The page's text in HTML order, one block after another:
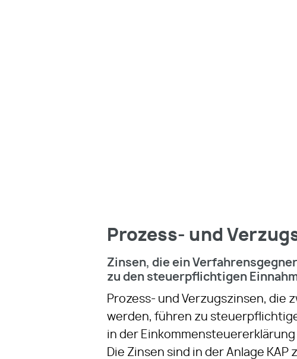
Prozess- und
Zinsen, die ein
zu den steuerpflichtigen
Prozess- und Verzugszinsen, die
werden, führen zu
in der
Die Zinsen sind in der Anlage